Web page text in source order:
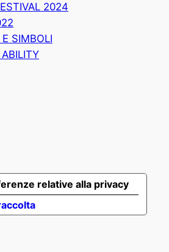
2024
E SIMBOLI
relative alla privacy